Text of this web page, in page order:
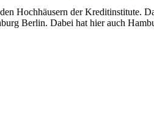
Hochhäusern der Kreditinstitute.
Berlin. Dabei hat hier auch